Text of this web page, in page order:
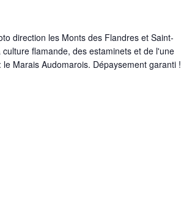
direction les Monts des Flandres et Saint-
flamande, des estaminets et de l'une
Marais Audomarois. Dépaysement garanti !